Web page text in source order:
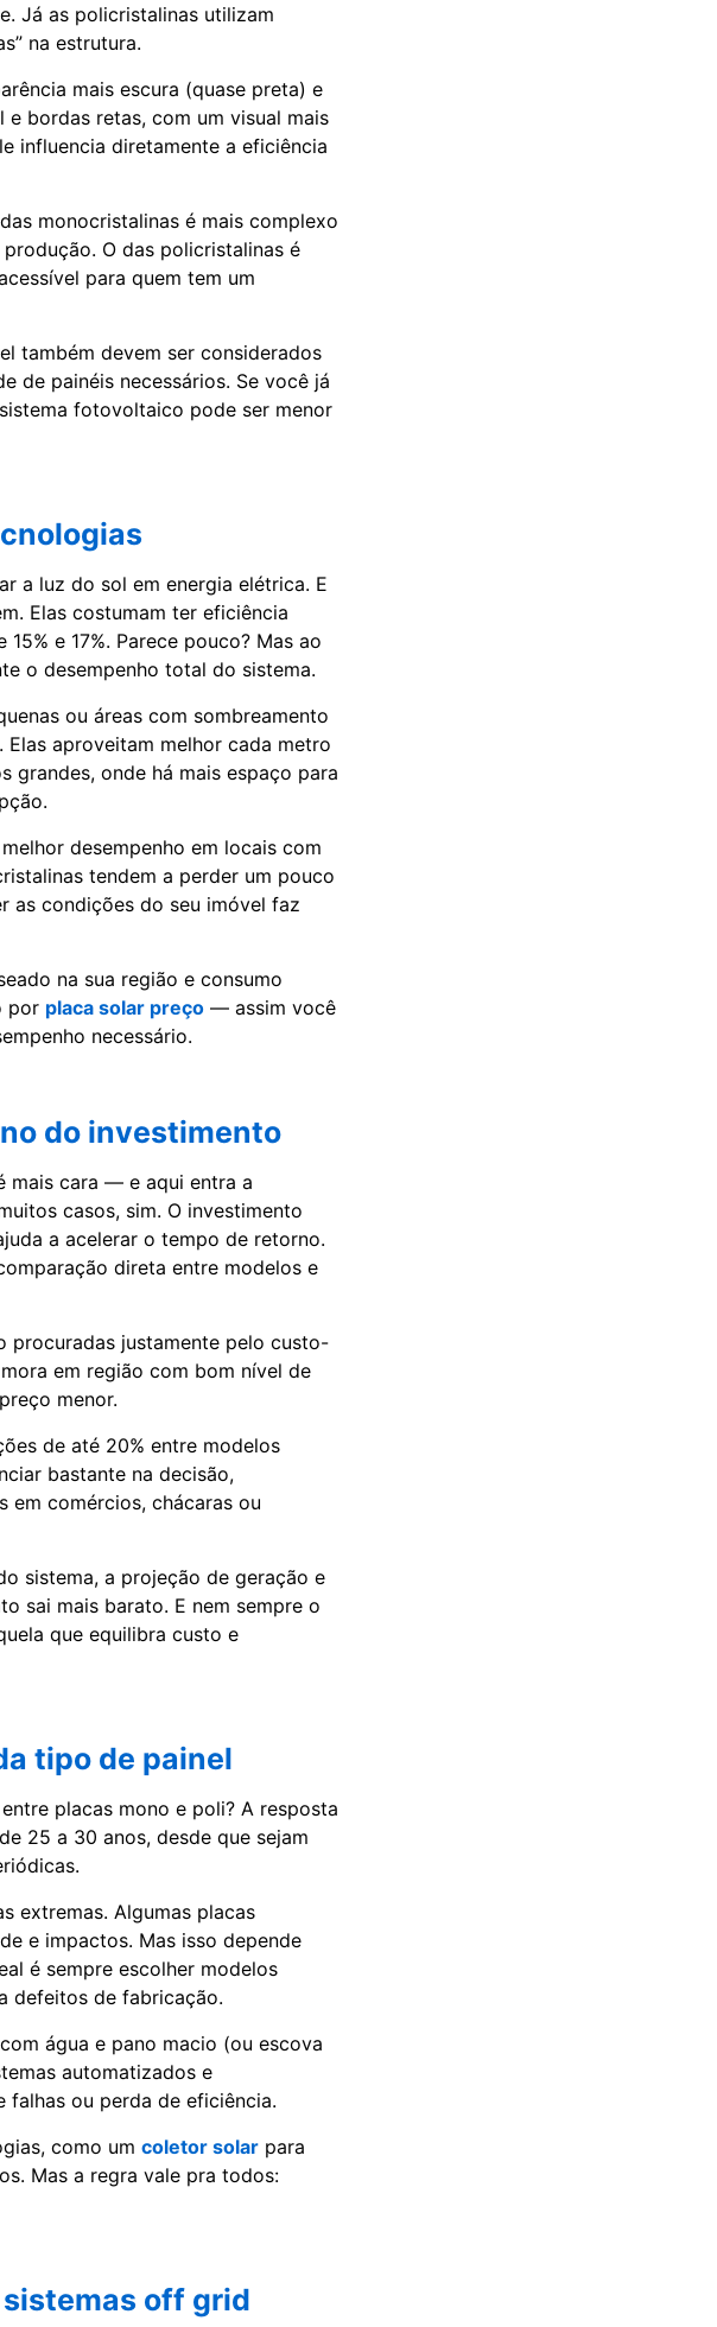
Já as policristalinas utilizam
na estrutura.
mais escura (quase preta) e
bordas retas, com um visual mais
influencia diretamente a eficiência
monocristalinas é mais complexo
O das policristalinas é
para quem tem um
também devem ser considerados
de painéis necessários. Se você já
fotovoltaico pode ser menor
a luz do sol em energia elétrica. E
Elas costumam ter eficiência
e 17%. Parece pouco? Mas ao
o desempenho total do sistema.
ou áreas com sombreamento
aproveitam melhor cada metro
grandes, onde há mais espaço para
desempenho em locais com
tendem a perder um pouco
as condições do seu imóvel faz
na sua região e consumo
por placa solar preço — assim você
necessário.
do investimento
mais cara — e aqui entra a
casos, sim. O investimento
a acelerar o tempo de retorno.
direta entre modelos e
procuradas justamente pelo custo-
em região com bom nível de
menor.
de até 20% entre modelos
bastante na decisão,
em comércios, chácaras ou
sistema, a projeção de geração e
sai mais barato. E nem sempre o
que equilibra custo e
tipo de painel
placas mono e poli? A resposta
25 a 30 anos, desde que sejam
extremas. Algumas placas
e impactos. Mas isso depende
é sempre escolher modelos
defeitos de fabricação.
água e pano macio (ou escova
automatizados e
ou perda de eficiência.
como um coletor solar para
Mas a regra vale pra todos:
off grid